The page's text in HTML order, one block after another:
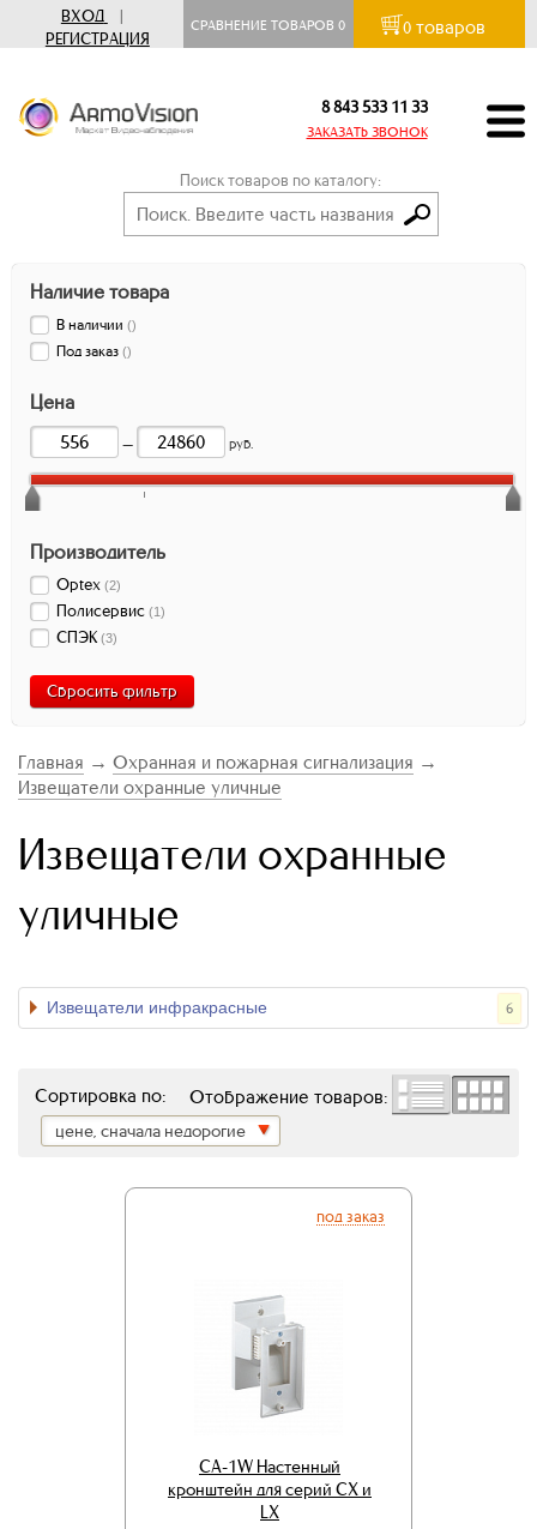
ВХОД
|
РЕГИСТРАЦИЯ
СРАВНЕНИЕ ТОВАРОВ0 0 товаров
8 843 533 11 33
ЗАКАЗАТЬ ЗВОНОК
Поиск товаров по каталогу:
Наличие товара
В наличии ()
Под заказ ()
Цена
— руб.
Производитель
Optex (2)
Полисервис (1)
СПЭК (3)
Сбросить фильтр
Главная → Охранная и пожарная сигнализация →
Извещатели охранные уличные
Извещатели охранные
уличные
6
Извещатели инфракрасные
Отображение товаров:
Сортировка по:
цене, сначала недорогие
под заказ
CA-1W Настенный
кронштейн для серий CX и
LX